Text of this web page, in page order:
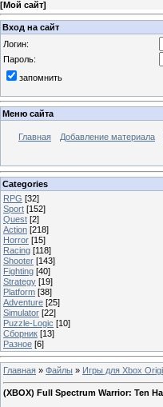
[Мой сайт]
Вход на сайт
Логин:
Пароль:
запомнить
Меню сайта
Главная Добавление материала
Categories
RPG [32]
Sport [152]
Quest [2]
Action [218]
Horror [15]
Racing [118]
Shooter [143]
Fighting [40]
Strategy [19]
Platform [38]
Adventure [25]
Simulator [22]
Puzzle-Logic [10]
Сборник [13]
Разное [6]
Главная » Файлы » Игры для Xbox
(XBOX) Full Spectrum Warrior: Ten